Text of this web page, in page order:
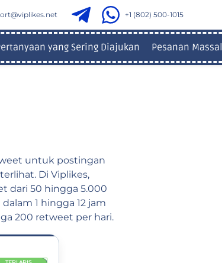
+1 (802) 500-1015
yang Sering Diajukan Pesanan Massal
untuk postingan
Di Viplikes,
dari 50 hingga 5.000
1 hingga 12 jam
200 retweet per hari.